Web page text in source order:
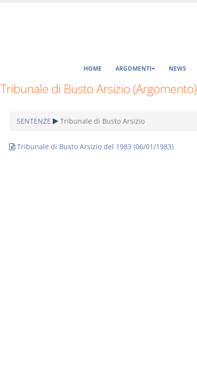
HOME ARGOMENTI NEWS
Tribunale di Busto Arsizio (Argomento)
SENTENZE Tribunale di Busto Arsizio
Tribunale di Busto Arsizio del 1983 (06/01/1983)